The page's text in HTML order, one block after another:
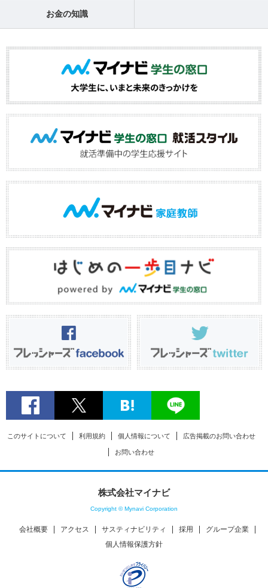
お金の知識
このサイトについて 利用規約 個人情報について 広告掲載のお問い合わせ
お問い合わせ
株式会社マイナビ
Copyright © Mynavi Corporation
会社概要 アクセス サスティナビリティ 採用
グループ企業
個人情報保護方針